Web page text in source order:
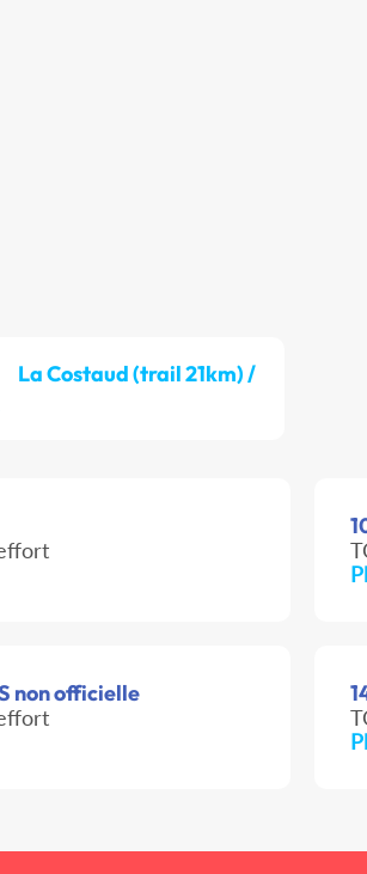
La Costaud (trail 21km) /
non officielle